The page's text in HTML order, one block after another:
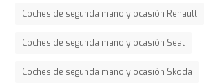
Coches de segunda mano y ocasión Renault
Coches de segunda mano y ocasión Seat
Coches de segunda mano y ocasión Skoda